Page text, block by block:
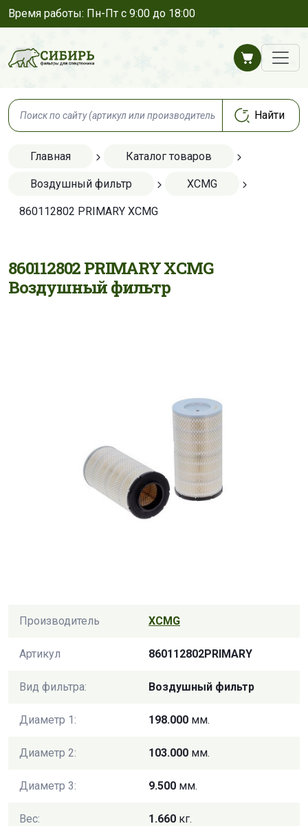
Время работы: Пн-Пт с 9:00 до 18:00
Главная Каталог товаров
Воздушный фильтр XCMG
860112802 PRIMARY XCMG
860112802 PRIMARY XCMG
Воздушный фильтр
Производитель XCMG
Артикул 860112802PRIMARY
Вид фильтра: Воздушный фильтр
Диаметр 1: 198.000 мм.
Диаметр 2: 103.000 мм.
Диаметр 3: 9.500 мм.
Вес: 1.660 кг.